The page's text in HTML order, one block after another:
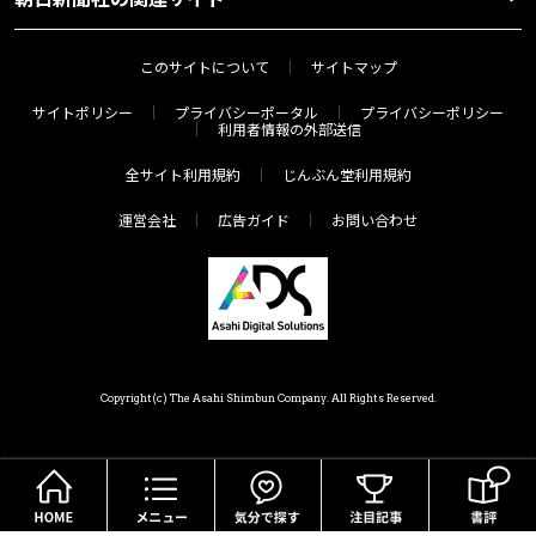
このサイトについて サイトマップ
サイトポリシー プライバシーポータル
プライバシーポリシー
利用者情報の外部送信
全サイト利用規約 じんぶん堂利用規約
運営会社 広告ガイド お問い合わせ
Copyright(c) The Asahi Shimbun Company. All Rights Reserved.